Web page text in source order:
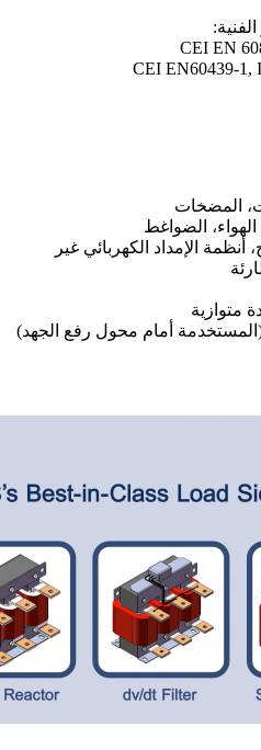
المضخات
الضواغط
أنظمة الإمداد الكهربائي غير
متوازية
أمام محول رفع الجهد)